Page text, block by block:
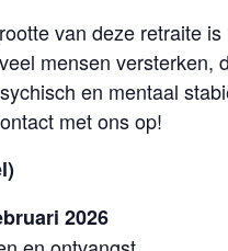
van deze retraite
mensen
en mentaal
met ons op!
2026